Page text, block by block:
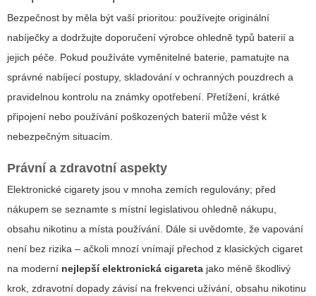
Bezpečnost by měla být vaší prioritou: používejte originální
nabíječky a dodržujte doporučení výrobce ohledně typů baterií a
jejich péče. Pokud používáte vyměnitelné baterie, pamatujte na
správné nabíjecí postupy, skladování v ochranných pouzdrech a
pravidelnou kontrolu na známky opotřebení. Přetížení, krátké
připojení nebo používání poškozených baterií může vést k
nebezpečným situacím.
Právní a zdravotní aspekty
Elektronické cigarety jsou v mnoha zemích regulovány; před
nákupem se seznamte s místní legislativou ohledně nákupu,
obsahu nikotinu a místa používání. Dále si uvědomte, že vapování
není bez rizika – ačkoli mnozí vnímají přechod z klasických cigaret
na moderní nejlepší elektronická cigareta jako méně škodlivý
krok, zdravotní dopady závisí na frekvenci užívání, obsahu nikotinu